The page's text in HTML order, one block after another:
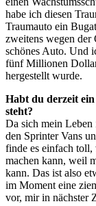
habe ich diesen
Traumauto ein
zweitens wegen der
schönes Auto. Und
fünf Millionen Dollar
hergestellt wurde.
Habt du derzeit
steht?
Da sich mein
den Sprinter Vans
finde es einfach toll,
machen kann, weil
kann. Das ist also
im Moment eine
vor, mir in nächster